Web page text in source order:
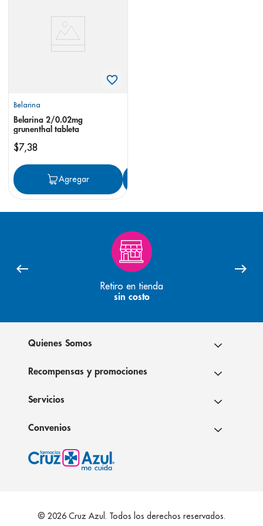
Belarina
Belarina 2/0.02mg
grunenthal tableta
$7,38
Agregar
Retiro en tienda
sin costo
Quienes Somos
Recompensas y promociones
Servicios
Convenios
© 2026 Cruz Azul. Todos los derechos reservados.
pediasure
panolini